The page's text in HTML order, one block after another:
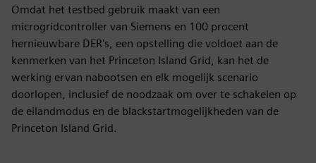
Omdat het testbed gebruik maakt van een
microgridcontroller van Siemens en 100 procent
hernieuwbare DER's, een opstelling die voldoet aan de
kenmerken van het Princeton Island Grid, kan het de
werking ervan nabootsen en elk mogelijk scenario
doorlopen, inclusief de noodzaak om over te schakelen op
de eilandmodus en de blackstartmogelijkheden van de
Princeton Island Grid.